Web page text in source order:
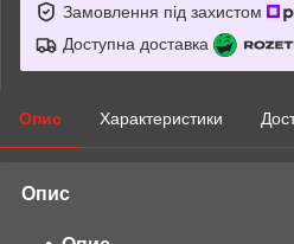
Замовлення під захистом
Доступна доставка
Опис Характеристики
Опис